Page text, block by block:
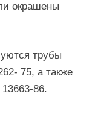
окрашены
трубы
75, а также
86.